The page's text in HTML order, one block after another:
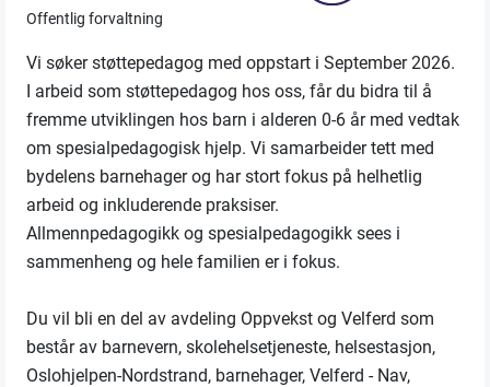
Offentlig forvaltning
Vi søker støttepedagog med oppstart i September 2026.
I arbeid som støttepedagog hos oss, får du bidra til å
fremme utviklingen hos barn i alderen 0-6 år med vedtak
om spesialpedagogisk hjelp. Vi samarbeider tett med
bydelens barnehager og har stort fokus på helhetlig
arbeid og inkluderende praksiser.
Allmennpedagogikk og spesialpedagogikk sees i
sammenheng og hele familien er i fokus.
Du vil bli en del av avdeling Oppvekst og Velferd som
består av barnevern, skolehelsetjeneste, helsestasjon,
Oslohjelpen-Nordstrand, barnehager, Velferd - Nav,